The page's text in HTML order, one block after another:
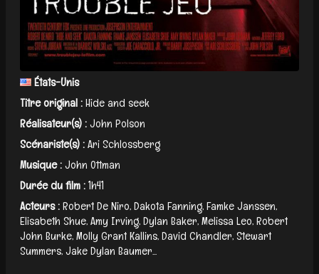
États-Unis
Titre original :Hide and seek
Réalisateur(s) :John Polson
Scénariste(s) :Ari Schlossberg
Musique :John Ottman
Durée du film :1h41
Acteurs :Robert De Niro, Dakota Fanning, Famke Janssen,
Elisabeth Shue, Amy Irving, Dylan Baker, Melissa Leo, Robert
John Burke, Molly Grant Kallins, David Chandler, Stewart
Summers, Jake Dylan Baumer...